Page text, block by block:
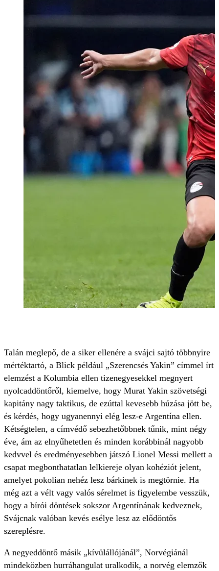
Talán meglepő, de a siker ellenére a svájci sajtó többnyire
mértéktartó, a Blick például „Szerencsés Yakin” címmel írt
elemzést a Kolumbia ellen tizenegyesekkel megnyert
nyolcaddöntőről, kiemelve, hogy Murat Yakin szövetségi
kapitány nagy taktikus, de ezúttal kevesebb húzása jött be,
és kérdés, hogy ugyanennyi elég lesz-e Argentína ellen.
Kétségtelen, a címvédő sebezhetőbbnek tűnik, mint négy
éve, ám az elnyűhetetlen és minden korábbinál nagyobb
kedvvel és eredményesebben játszó Lionel Messi mellett a
csapat megbonthatatlan lelkiereje olyan kohéziót jelent,
amelyet pokolian nehéz lesz bárkinek is megtörnie. Ha
még azt a vélt vagy valós sérelmet is figyelembe vesszük,
hogy a bírói döntések sokszor Argentínának kedveznek,
Svájcnak valóban kevés esélye lesz az elődöntős
szereplésre.
A negyeddöntő másik „kívülállójánál”, Norvégiánál
mindeközben hurráhangulat uralkodik, a norvég elemzők